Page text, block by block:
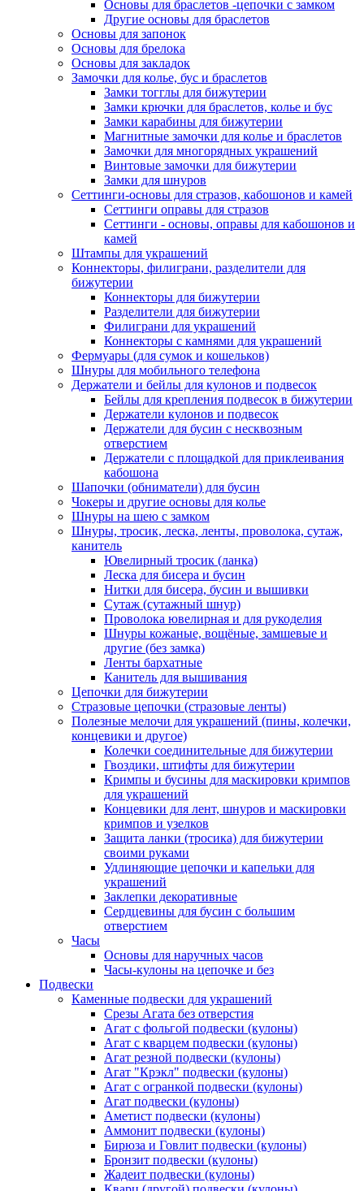
Основы для браслетов -цепочки с замком
Другие основы для браслетов
Основы для запонок
Основы для брелока
Основы для закладок
Замочки для колье, бус и браслетов
Замки тогглы для бижутерии
Замки крючки для браслетов, колье и бус
Замки карабины для бижутерии
Магнитные замочки для колье и браслетов
Замочки для многорядных украшений
Винтовые замочки для бижутерии
Замки для шнуров
Сеттинги-основы для стразов, кабошонов и камей
Сеттинги оправы для стразов
Сеттинги - основы, оправы для кабошонов и
камей
Штампы для украшений
Коннекторы, филиграни, разделители для
бижутерии
Коннекторы для бижутерии
Разделители для бижутерии
Филиграни для украшений
Коннекторы с камнями для украшений
Фермуары (для сумок и кошельков)
Шнуры для мобильного телефона
Держатели и бейлы для кулонов и подвесок
Бейлы для крепления подвесок в бижутерии
Держатели кулонов и подвесок
Держатели для бусин с несквозным
отверстием
Держатели с площадкой для приклеивания
кабошона
Шапочки (обниматели) для бусин
Чокеры и другие основы для колье
Шнуры на шею с замком
Шнуры, тросик, леска, ленты, проволока, сутаж,
канитель
Ювелирный тросик (ланка)
Леска для бисера и бусин
Нитки для бисера, бусин и вышивки
Сутаж (сутажный шнур)
Проволока ювелирная и для рукоделия
Шнуры кожаные, вощёные, замшевые и
другие (без замка)
Ленты бархатные
Канитель для вышивания
Цепочки для бижутерии
Стразовые цепочки (стразовые ленты)
Полезные мелочи для украшений (пины, колечки,
концевики и другое)
Колечки соединительные для бижутерии
Гвоздики, штифты для бижутерии
Кримпы и бусины для маскировки кримпов
для украшений
Концевики для лент, шнуров и маскировки
кримпов и узелков
Защита ланки (тросика) для бижутерии
своими руками
Удлиняющие цепочки и капельки для
украшений
Заклепки декоративные
Сердцевины для бусин с большим
отверстием
Часы
Основы для наручных часов
Часы-кулоны на цепочке и без
Подвески
Каменные подвески для украшений
Срезы Агата без отверстия
Агат с фольгой подвески (кулоны)
Агат с кварцем подвески (кулоны)
Агат резной подвески (кулоны)
Агат "Крэкл" подвески (кулоны)
Агат с огранкой подвески (кулоны)
Агат подвески (кулоны)
Аметист подвески (кулоны)
Аммонит подвески (кулоны)
Бирюза и Говлит подвески (кулоны)
Бронзит подвески (кулоны)
Жадеит подвески (кулоны)